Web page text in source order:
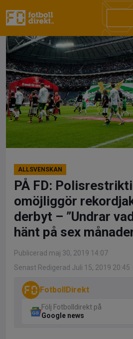
till
ALLSVENSKAN
PÅ FD:
omöjliggör
derbyt – ”Undrar
hänt på sex
Publicerad maj 30, 2019 14:07
Senast Redigerad Juli 15, 2019 20:45
FotbollDirekt
Följ Fotbolldirekt på
Google news